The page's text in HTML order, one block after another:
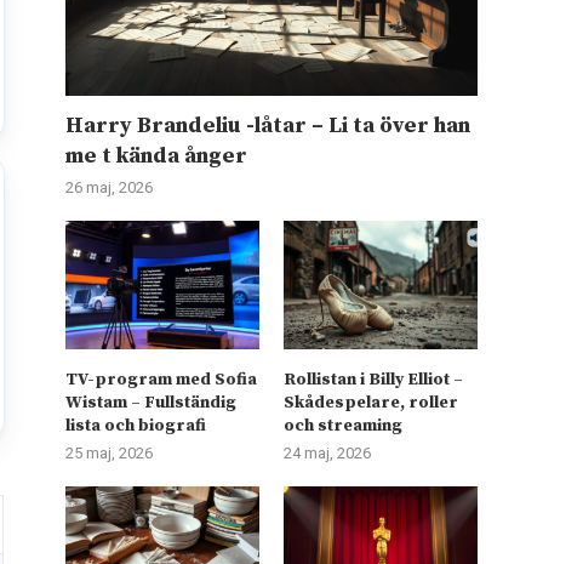
Harry Brandeliu -låtar – Li ta över han
me t kända ånger
26 maj, 2026
TV-program med Sofia
Wistam – Fullständig
lista och biografi
25 maj, 2026
Rollistan i Billy Elliot –
Skådespelare, roller
och streaming
24 maj, 2026